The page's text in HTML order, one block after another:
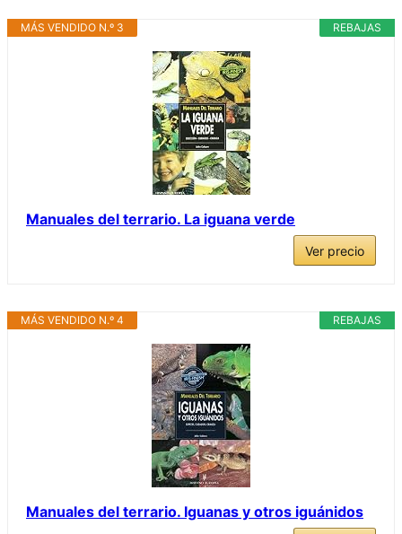
REBAJAS
MÁS VENDIDO N.º 3
Manuales del terrario. La iguana verde
Ver precio
REBAJAS
MÁS VENDIDO N.º 4
Manuales del terrario. Iguanas y otros iguánidos